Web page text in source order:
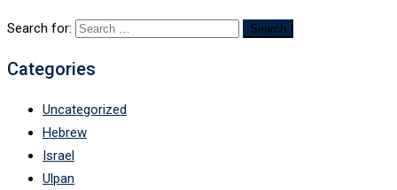
Search for:
Categories
Uncategorized
Hebrew
Israel
Ulpan